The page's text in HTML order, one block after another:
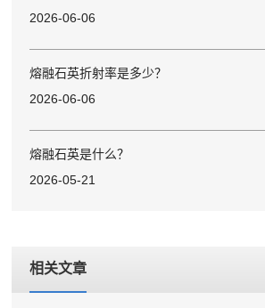
2026-06-06
熔融石英折射率是多少？
2026-06-06
熔融石英是什么？
2026-05-21
相关文章